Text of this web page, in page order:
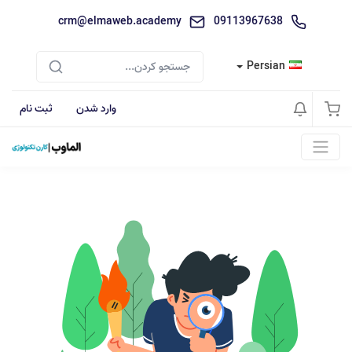
09113967638
crm@elmaweb.academy
Persian
وارد شدن ثبت نام